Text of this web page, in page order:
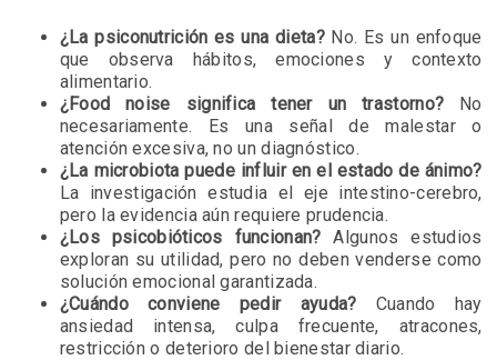
¿La psiconutrición es una dieta?No. Es un enfoque
que observa hábitos, emociones y contexto
alimentario.
¿Food noise significa tener un trastorno? No
necesariamente. Es una señal de malestar o
atención excesiva, no un diagnóstico.
¿La microbiota puede influir en el estado de ánimo?
La investigación estudia el eje intestino-cerebro,
pero la evidencia aún requiere prudencia.
¿Los psicobióticos funcionan? Algunos estudios
exploran su utilidad, pero no deben venderse como
solución emocional garantizada.
¿Cuándo conviene pedir ayuda? Cuando hay
ansiedad intensa, culpa frecuente, atracones,
restricción o deterioro del bienestar diario.